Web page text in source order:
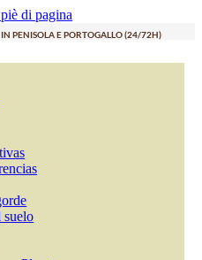
di pagina
PENISOLA E PORTOGALLO (24/72H)
suelo